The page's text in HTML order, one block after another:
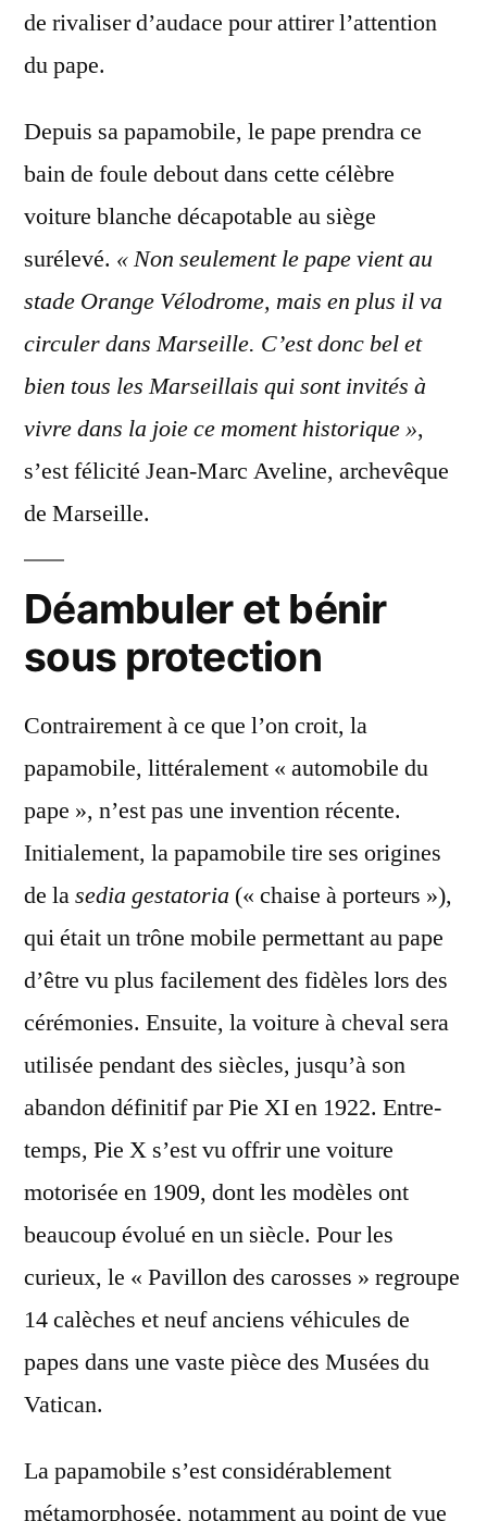
de rivaliser d’audace pour attirer l’attention
du pape.
Depuis sa papamobile, le pape prendra ce
bain de foule debout dans cette célèbre
voiture blanche décapotable au siège
surélevé. « Non seulement le pape vient au
stade Orange Vélodrome, mais en plus il va
circuler dans Marseille. C’est donc bel et
bien tous les Marseillais qui sont invités à
vivre dans la joie ce moment historique »,
s’est félicité Jean-Marc Aveline, archevêque
de Marseille.
Déambuler et bénir
sous protection
Contrairement à ce que l’on croit, la
papamobile, littéralement « automobile du
pape », n’est pas une invention récente.
Initialement, la papamobile tire ses origines
de lasedia gestatoria (« chaise à porteurs »),
qui était un trône mobile permettant au pape
d’être vu plus facilement des fidèles lors des
cérémonies. Ensuite, la voiture à cheval sera
utilisée pendant des siècles, jusqu’à son
abandon définitif par Pie XI en 1922. Entre-
temps, Pie X s’est vu offrir une voiture
motorisée en 1909, dont les modèles ont
beaucoup évolué en un siècle. Pour les
curieux, le « Pavillon des carosses » regroupe
14 calèches et neuf anciens véhicules de
papes dans une vaste pièce des Musées du
Vatican.
La papamobile s’est considérablement
métamorphosée, notamment au point de vue